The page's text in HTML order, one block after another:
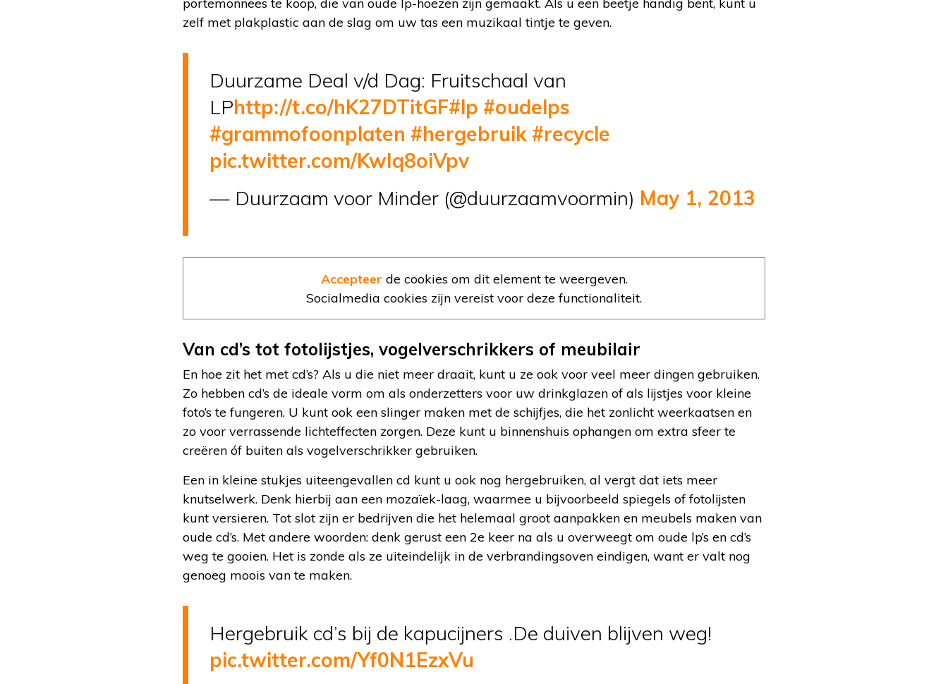
zelf met plakplastic aan de slag om uw tas een muzikaal tintje te geven.
Duurzame Deal v/d Dag: Fruitschaal van
LPhttp://t.co/hK27DTitGF#lp #oudelps
#grammofoonplaten #hergebruik #recycle
pic.twitter.com/KwIq8oiVpv
— Duurzaam voor Minder (@duurzaamvoormin) May 1, 2013
Accepteer de cookies om dit element te weergeven.
Socialmedia cookies zijn vereist voor deze functionaliteit.
Van cd’s tot fotolijstjes, vogelverschrikkers of meubilair
En hoe zit het met cd’s? Als u die niet meer draait, kunt u ze ook voor veel meer dingen gebruiken.
Zo hebben cd’s de ideale vorm om als onderzetters voor uw drinkglazen of als lijstjes voor kleine
foto’s te fungeren. U kunt ook een slinger maken met de schijfjes, die het zonlicht weerkaatsen en
zo voor verrassende lichteffecten zorgen. Deze kunt u binnenshuis ophangen om extra sfeer te
creëren óf buiten als vogelverschrikker gebruiken.
Een in kleine stukjes uiteengevallen cd kunt u ook nog hergebruiken, al vergt dat iets meer
knutselwerk. Denk hierbij aan een mozaïek-laag, waarmee u bijvoorbeeld spiegels of fotolijsten
kunt versieren. Tot slot zijn er bedrijven die het helemaal groot aanpakken en meubels maken van
oude cd’s. Met andere woorden: denk gerust een 2e keer na als u overweegt om oude lp’s en cd’s
weg te gooien. Het is zonde als ze uiteindelijk in de verbrandingsoven eindigen, want er valt nog
genoeg moois van te maken.
Hergebruik cd’s bij de kapucijners .De duiven blijven weg!
pic.twitter.com/Yf0N1EzxVu